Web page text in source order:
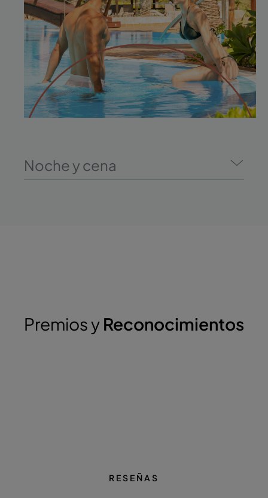
Noche y cena
Premios y Reconocimientos
RESEÑAS